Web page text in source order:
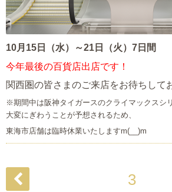
10月15日（水）～21日（火）7日間
今年最後の百貨店出店です！
関西圏の皆さまのご来店をお待ちして
※期間中は阪神タイガースのクライマックスシ
大変にぎわうことが予想されるため、
東海市店舗は臨時休業いたしますm(__)m
3